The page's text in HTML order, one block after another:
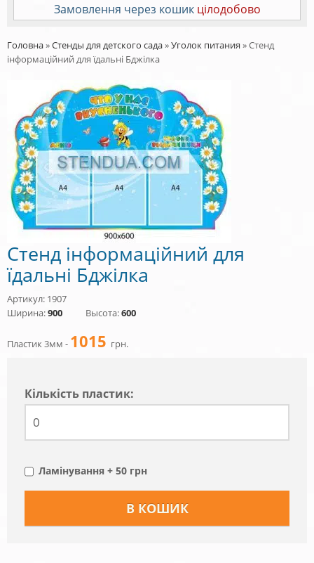
Замовлення через кошик цілодобово
Головна»Стенды для детского сада»Уголок питания »Стенд
інформаційний для їдальні Бджілка
Стенд інформаційний для
їдальні Бджілка
Артикул: 1907
Ширина:900 Высота:600
Пластик 3мм - 1015 грн.
Кiлькiсть пластик:
Ламінування + 50 грн